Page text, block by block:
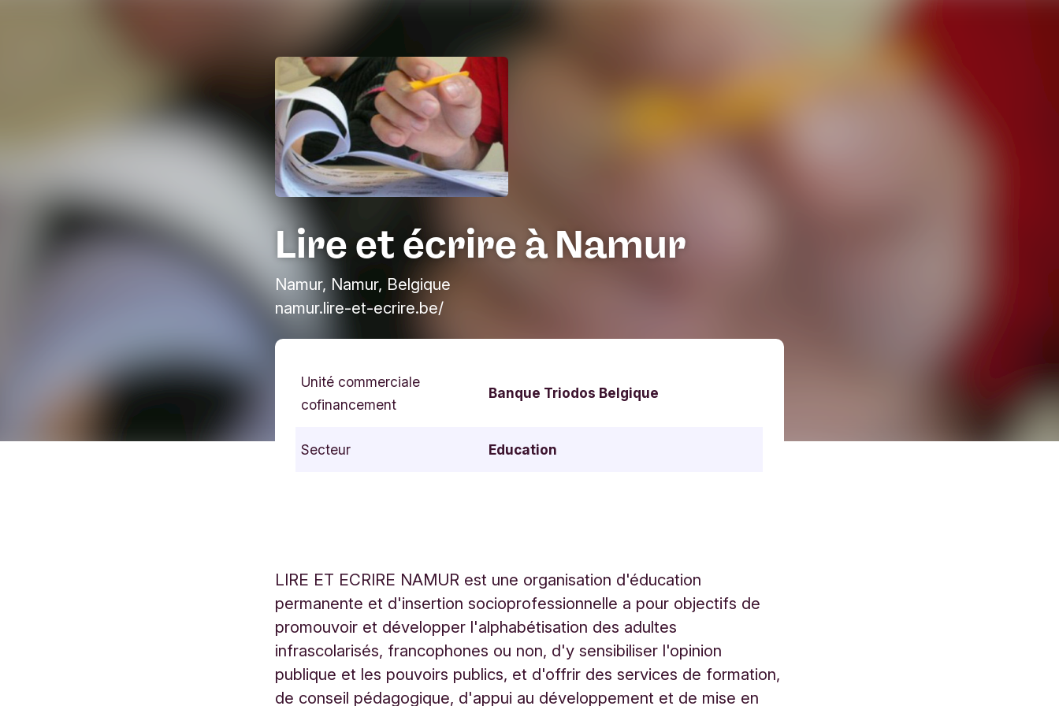
Lire et écrire à Namur
Namur, Namur, Belgique
namur.lire-et-ecrire.be/
Unité commerciale
cofinancement
Banque Triodos Belgique
Secteur Education
LIRE ET ECRIRE NAMUR est une organisation d'éducation
permanente et d'insertion socioprofessionnelle a pour objectifs de
promouvoir et développer l'alphabétisation des adultes
infrascolarisés, francophones ou non, d'y sensibiliser l'opinion
publique et les pouvoirs publics, et d'offrir des services de formation,
de conseil pédagogique, d'appui au développement et de mise en